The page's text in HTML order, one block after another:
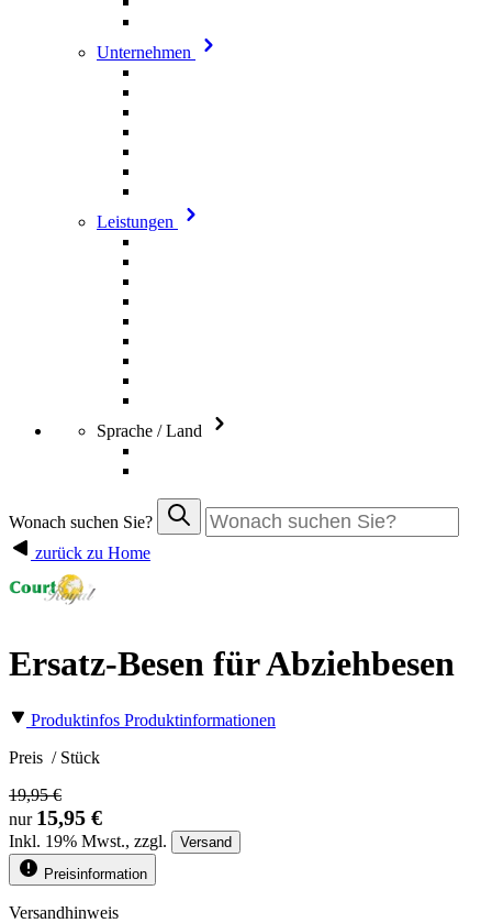
Unternehmen
Leistungen
Sprache / Land
Wonach suchen Sie?
zurück zu Home
Ersatz-Besen für Abziehbesen
Produktinfos Produktinformationen
Preis / Stück
19,95 €
nur 15,95 €
Inkl. 19% Mwst., zzgl.
Versand
Preisinformation
Versandhinweis